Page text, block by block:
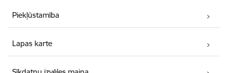
Piekļūstamība
Lapas karte